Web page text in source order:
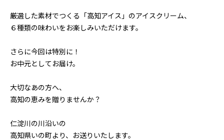
厳選した素材でつくる「高知アイス」のアイスクリーム、
６種類の味わいをお楽しみいただけます。
さらに今回は特別に！
お中元としてお届け。
大切なあの方へ、
高知の恵みを贈りませんか？
仁淀川の川沿いの
高知県いの町より、お送りいたします。